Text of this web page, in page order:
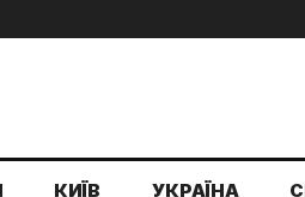
КИЇВ УКРАЇНА